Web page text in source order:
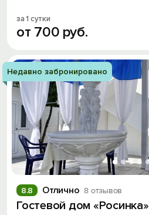
за 1 сутки
от 700 руб.
Недавно забронировано
Отлично 8 отзывов
8.8
Гостевой дом «Росинка»